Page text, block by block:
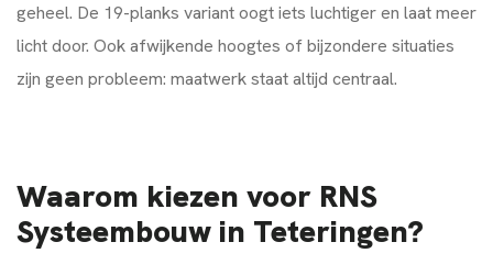
geheel. De 19-planks variant oogt iets luchtiger en laat meer
licht door. Ook afwijkende hoogtes of bijzondere situaties
zijn geen probleem: maatwerk staat altijd centraal.
Waarom kiezen voor RNS
Systeembouw in Teteringen?